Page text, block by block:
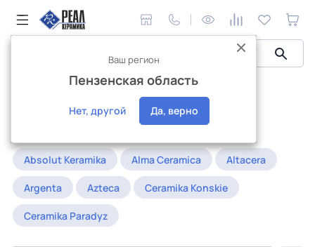
Керамическая плитка Керамогранит
Керамогранит Realonda
Absolut Keramika Alma Ceramica Altacera
Argenta Azteca Ceramika Konskie
Ceramika Paradyz
Ваш регион
Пензенская область
Нет, другой Да, верно